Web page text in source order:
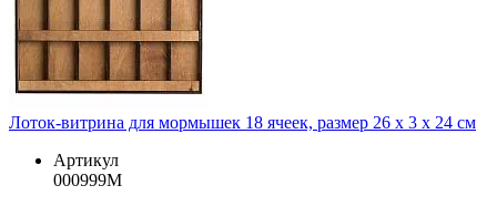
Лоток-витрина для мормышек 18 ячеек, размер 26 х 3 х 24 см
Артикул
000999М